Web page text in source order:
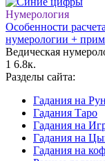
Нумерология
Особенности
нумерологии +
Ведическая
1 6.8к.
Разделы сайта:
Гадания на
Гадания Таро
Гадания на
Гадания на
Гадания на